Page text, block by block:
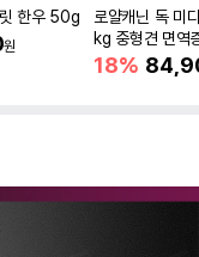
한우 50g
원
로얄캐닌 독 미
kg 중형견 면역
18%